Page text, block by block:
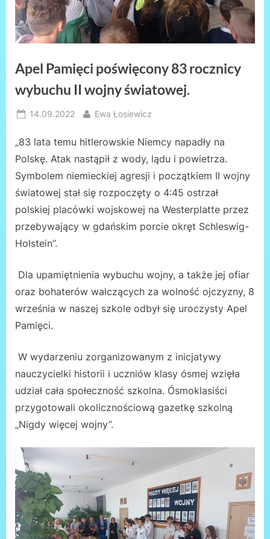
Apel Pamięci poświęcony 83 rocznicy
wybuchu II wojny światowej.
Posted
14.09.2022 By
Ewa Łosiewicz
„83 lata temu hitlerowskie Niemcy napadły na
Polskę. Atak nastąpił z wody, lądu i powietrza.
Symbolem niemieckiej agresji i początkiem II wojny
światowej stał się rozpoczęty o 4:45 ostrzał
polskiej placówki wojskowej na Westerplatte przez
przebywający w gdańskim porcie okręt Schleswig-
Holstein”.
Dla upamiętnienia wybuchu wojny, a także jej ofiar
oraz bohaterów walczących za wolność ojczyzny, 8
września w naszej szkole odbył się uroczysty Apel
Pamięci.
W wydarzeniu zorganizowanym z inicjatywy
nauczycielki historii i uczniów klasy ósmej wzięła
udział cała społeczność szkolna. Ósmoklasiści
przygotowali okolicznościową gazetkę szkolną
„Nigdy więcej wojny”.